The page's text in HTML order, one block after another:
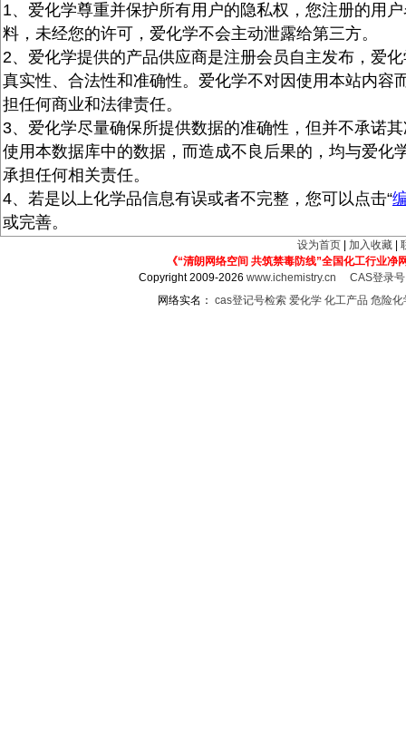
1、爱化学尊重并保护所有用户的隐私权，您注册的用
料，未经您的许可，爱化学不会主动泄露给第三方。
2、爱化学提供的产品供应商是注册会员自主发布，爱
真实性、合法性和准确性。爱化学不对因使用本站内容
担任何商业和法律责任。
3、爱化学尽量确保所提供数据的准确性，但并不承诺
使用本数据库中的数据，而造成不良后果的，均与爱化
承担任何相关责任。
4、若是以上化学品信息有误或者不完整，您可以点击“
或完善。
设为首页 加入收藏
《“清朗网络空间 共筑禁毒防线”全国化工行业净
Copyright 2009-2026www.ichemistry.cn
CAS登录
网络实名： cas登记号检索 爱化学 化工产品 危险化